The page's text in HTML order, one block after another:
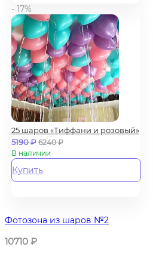
- 17%
25 шаров «Тиффани и розовый»
5190₽ 6240₽
В наличии
Купить
Фотозона из шаров №2
10710 ₽